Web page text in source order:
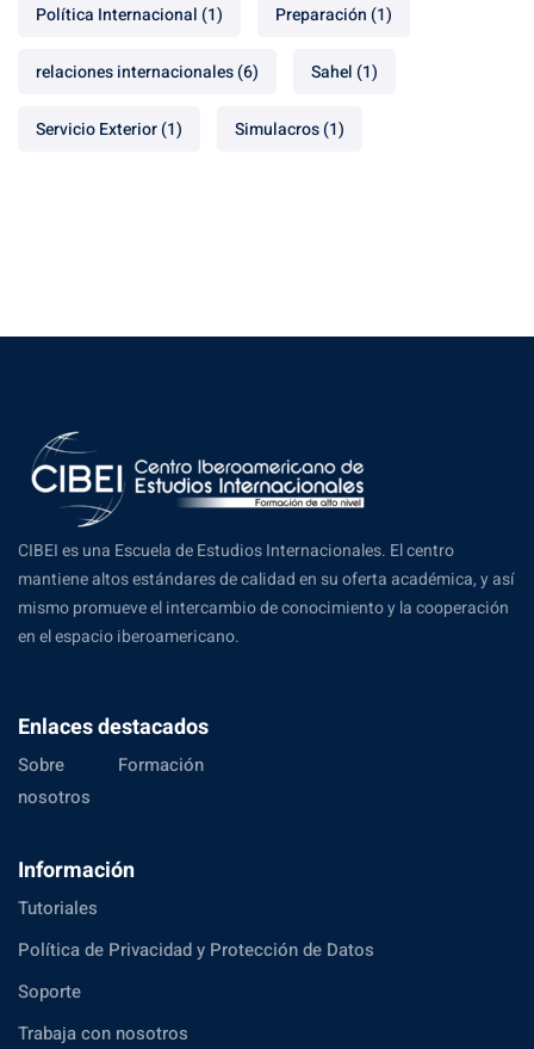
Política Internacional (1) Preparación (1)
relaciones internacionales(6) Sahel (1)
Servicio Exterior(1) Simulacros(1)
CIBEI es una Escuela de Estudios Internacionales. El centro
mantiene altos estándares de calidad en su oferta académica, y así
mismo promueve el intercambio de conocimiento y la cooperación
en el espacio iberoamericano.
Enlaces destacados
Sobre
nosotros
Formación
Información
Tutoriales
Política de Privacidad y Protección de Datos
Soporte
Trabaja con nosotros